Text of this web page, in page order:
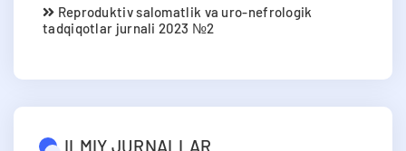
Reproduktiv salomatlik va uro-nefrologik
tadqiqotlar jurnali 2023 №2
ILMIY JURNALLAR